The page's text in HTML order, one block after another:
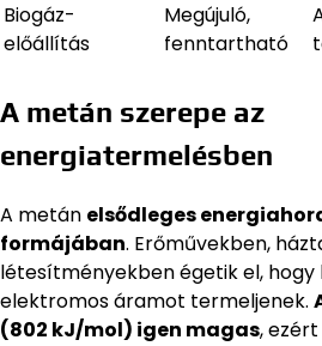
Biogáz-
előállítás
Megújuló,
fenntartható
A metán szerepe az
energiatermelésben
A metán elsődleges
formájában. Erőművekben,
létesítményekben égetik el,
elektromos áramot termeljenek.
(802 kJ/mol) igen magas,